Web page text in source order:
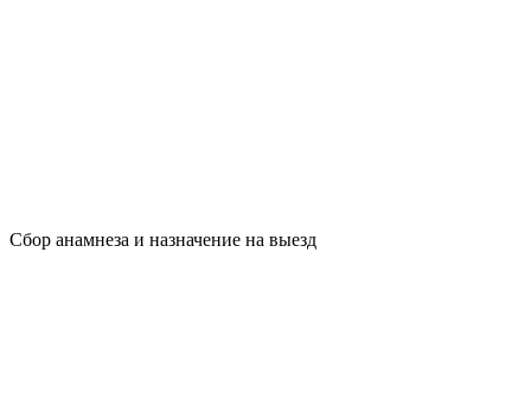
Сбор анамнеза и назначение на выезд